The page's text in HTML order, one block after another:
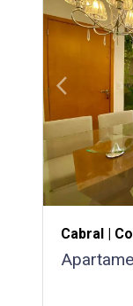
arrow_back_iosPrevious
Cabral |